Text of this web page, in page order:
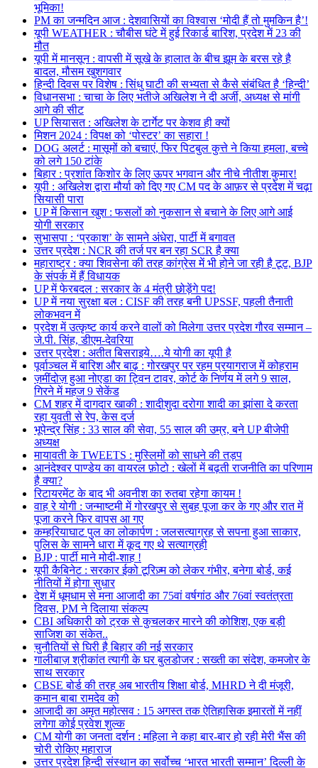
भूमिका!
PM का जन्मदिन आज : देशवासियों का विश्वास ‘मोदी हैं तो मुमकिन है’!
यूपी WEATHER : चौबीस घंटे में हुई रिकार्ड बारिश, प्रदेश में 23 की
मौत
यूपी में मानसून : वापसी में सूखे के हालात के बीच झूम के बरस रहे है
बादल, मौसम खुशगवार
हिन्दी दिवस पर विशेष : सिंधु घाटी की सभ्यता से कैसे संबंधित है ‘हिन्दी’
विधानसभा : चाचा के लिए भतीजे अखिलेश ने दी अर्जी, अध्यक्ष से मांगी
आगे की सीट
UP सियासत : अखिलेश के टार्गेट पर केशव ही क्यों
मिशन 2024 : विपक्ष को ‘पोस्टर’ का सहारा !
DOG अलर्ट : मासूमों को बचाएं, फिर पिटबुल कुत्ते ने किया हमला, बच्चे
को लगे 150 टांके
बिहार : प्रशांत किशोर के लिए ऊपर भगवान और नीचे नीतीश कुमार!
यूपी : अखिलेश द्वारा मौर्या को दिए गए CM पद के आफ़र से प्रदेश में चढ़ा
सियासी पारा
UP में किसान खुश : फसलों को नुकसान से बचाने के लिए आगे आई
योगी सरकार
सुभासपा : ‘प्रकाश’ के सामने अंधेरा, पार्टी में बगावत
उत्तर प्रदेश : NCR की तर्ज पर बन रहा SCR है क्या
महाराष्ट्र : क्या शिवसेना की तरह कांग्रेस में भी होने जा रही है टूट, BJP
के संपर्क में हैं विधायक
UP में फेरबदल : सरकार के 4 मंत्री छोड़ेंगे पद!
UP में नया सुरक्षा बल : CISF की तरह बनी UPSSF, पहली तैनाती
लोकभवन में
प्रदेश में उत्कृष्ट कार्य करने वालों को मिलेगा उत्तर प्रदेश गौरव सम्मान –
जे.पी. सिंह, डीएम-देवरिया
उत्तर प्रदेश : अतीत बिसराइये….ये योगी का यूपी है
पूर्वाञ्चल में बारिश और बाढ़ : गोरखपुर पर रहम प्रयागराज में कोहराम
ज़मींदोज़ हुआ नोएडा का ट्विन टावर, कोर्ट के निर्णय में लगे 9 साल,
गिरने में महज 9 सेकेंड
CM शहर में दागदार खाकी : शादीशुदा दरोगा शादी का झांसा दे करता
रहा युवती से रेप, केस दर्ज
भूपेन्द्र सिंह : 33 साल की सेवा, 55 साल की उम्र, बने UP बीजेपी
अध्यक्ष
मायावती के TWEETS : मुस्लिमों को साधने की तड़प
आनंदेश्वर पाण्डेय का वायरल फ़ोटो : खेलों में बढ़ती राजनीति का परिणाम
है क्या?
रिटायरमेंट के बाद भी अवनीश का रुतबा रहेगा कायम !
वाह रे योगी : जन्माष्टमी में गोरखपुर से सुबह पूजा कर के गए और रात में
पूजा करने फिर वापस आ गए
कम्हरियाघाट पुल का लोकार्पण : जलसत्याग्रह से सपना हुआ साकार,
पुलिस के सामने धारा में कूद गए थे सत्याग्रही
BJP : पार्टी माने मोदी-शाह !
यूपी कैबिनेट : सरकार ईको टूरिज़्म को लेकर गंभीर, बनेगा बोर्ड, कई
नीतियों में होगा सुधार
देश में धूमधाम से मना आजादी का 75वां वर्षगांठ और 76वां स्वतंत्रता
दिवस, PM ने दिलाया संकल्प
CBI अधिकारी को ट्रक से कुचलकर मारने की कोशिश, एक बड़ी
साजिश का संकेत..
चुनौतियों से घिरी है बिहार की नई सरकार
गालीबाज़ श्रीकांत त्यागी के घर बुलडोजर : सख्ती का संदेश, कमजोर के
साथ सरकार
CBSE बोर्ड की तरह अब भारतीय शिक्षा बोर्ड, MHRD ने दी मंजूरी,
कमान बाबा रामदेव को
आजादी का अमृत महोत्सव : 15 अगस्त तक ऐतिहासिक इमारतों में नहीं
लगेगा कोई प्रवेश शुल्क
CM योगी का जनता दर्शन : महिला ने कहा बार-बार हो रही मेरी भैंस की
चोरी रोकिए महाराज
उत्तर प्रदेश हिन्दी संस्थान का सर्वोच्च ‘भारत भारती सम्मान’ दिल्ली के